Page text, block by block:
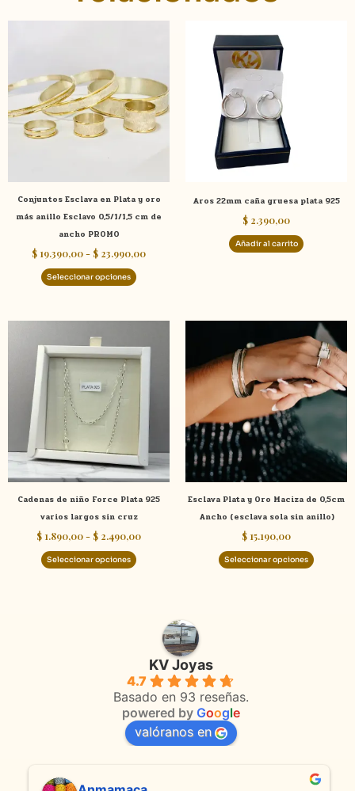
Conjuntos Esclava en Plata y oro
más anillo Esclavo 0,5/1/1,5 cm de
ancho PROMO
$ 19.390,00- $ 23.990,00
$ 19.390,00
hasta
$ 23.990,00
Seleccionar opciones
múltiples
variantes.
Las
opciones
elegir
en
la
de
producto
Aros 22mm caña gruesa plata 925
$ 2.390,00
Añadir al carrito
Cadenas de niño Force Plata 925
varios largos sin cruz
$ 1.890,00- $ 2.490,00
precios:
$ 1.890,00
Seleccionar opciones
producto
tiene
Las
opciones
se
pueden
elegir
en
la
página
de
Esclava Plata y Oro Maciza de 0,5cm
Ancho (esclava sola sin anillo)
$ 15.190,00
Seleccionar opciones
Este
tiene
Las
se
pueden
elegir
en
la
de
KV Joyas
4.7
Basado en 93 reseñas.
powered by Google
valóranos en